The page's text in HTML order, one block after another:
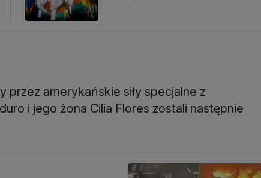
przez amerykańskie siły specjalne z
i jego żona Cilia Flores zostali następnie